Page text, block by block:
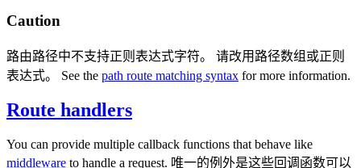
Caution
路由路径中不支持正则表达式字符。 请改用路径数组或正则
表达式。 See the path route matching syntax for more information.
Route handlers
You can provide multiple callback functions that behave like
middleware to handle a request. 唯一的例外是这些回调函数可以